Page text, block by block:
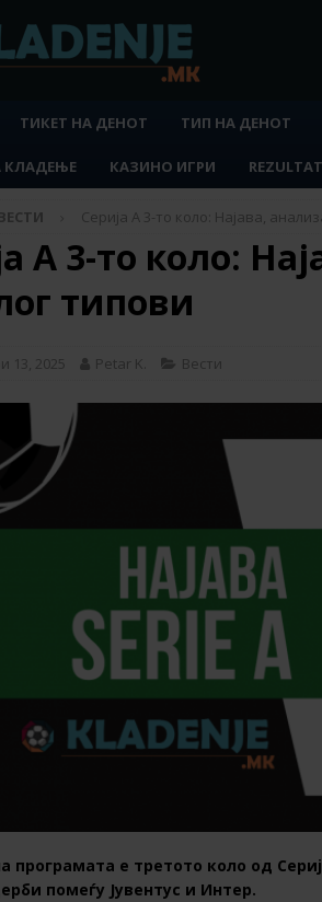
ТИКЕТ НА ДЕНОТ ТИП НА ДЕНОТ
КЛАДЕЊЕ КАЗИНО ИГРИ
Серија А 3-то коло: Најава,
А 3-то коло:
типови
13, 2025 Petar K. Вести
програмата е третото коло од
помеѓу Јувентус и Интер.